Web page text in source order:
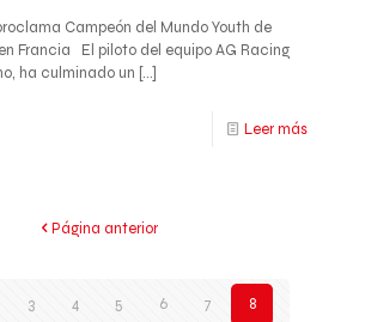
Campeón del Mundo Youth de
Francia El piloto del equipo AG Racing
ha culminado un […]
Leer más
Página anterior
3 4 5 6 7 8